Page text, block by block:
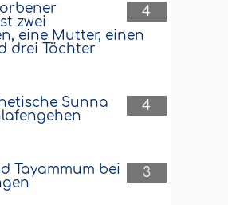
4
zwei
eine Mutter, einen
drei Töchter
4
Sunna
3
Tayammum bei